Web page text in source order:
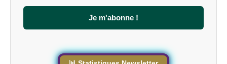
e
Je m'abonne !